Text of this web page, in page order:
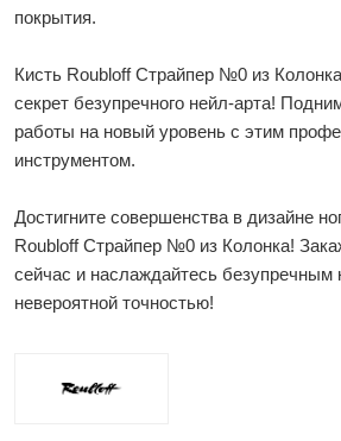
покрытия.
Кисть Roubloff Страйпер №0 из
секрет безупречного нейл-арта!
работы на новый уровень с этим
инструментом.
Достигните совершенства в дизайне
Roubloff Страйпер №0 из Колонка!
сейчас и наслаждайтесь безупречным
невероятной точностью!